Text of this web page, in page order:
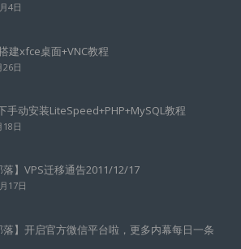
4日
建xfce桌面+VNC教程
26日
手动安装LiteSpeed+PHP+MySQL教程
18日
落】VPS迁移通告2011/12/17
17日
落】开启官方微信平台啦，更多内幕每日一条